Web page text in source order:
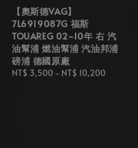
【奧斯德VAG】
7L6919087G 福斯
TOUAREG 02~10年 右 汽
油幫浦 燃油幫浦 汽油邦浦
磅浦 德國原廠
Regular
NT$ 3,500 - NT$ 10,200